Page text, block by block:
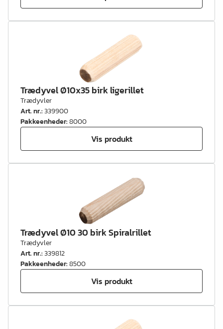
Trædyvel Ø10x35 birk ligerillet
Trædyvler
Art. nr.:339900
Pakkeenheder:8000
Vis produkt
Trædyvel Ø10 30 birk Spiralrillet
Trædyvler
Art. nr.:339812
Pakkeenheder:8500
Vis produkt